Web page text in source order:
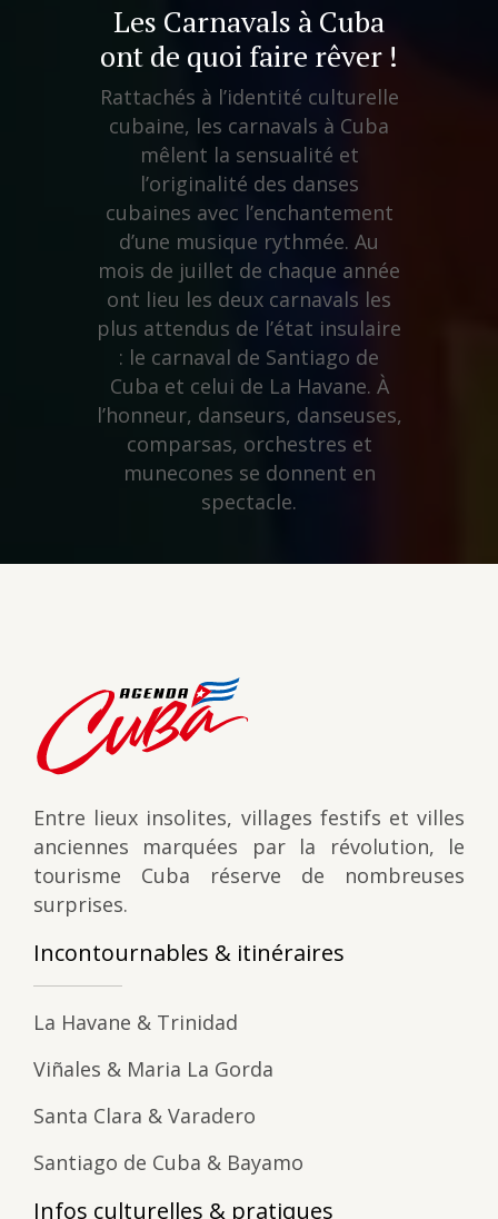
Les Carnavals à Cuba
ont de quoi faire rêver !
Rattachés à l’identité culturelle
cubaine, les carnavals à Cuba
mêlent la sensualité et
l’originalité des danses
cubaines avec l’enchantement
d’une musique rythmée. Au
mois de juillet de chaque année
ont lieu les deux carnavals les
plus attendus de l’état insulaire
: le carnaval de Santiago de
Cuba et celui de La Havane. À
l’honneur, danseurs, danseuses,
comparsas, orchestres et
munecones se donnent en
spectacle.
Entre lieux insolites, villages festifs et villes
anciennes marquées par la révolution, le
tourisme Cuba réserve de nombreuses
surprises.
Incontournables & itinéraires
La Havane & Trinidad
Viñales & Maria La Gorda
Santa Clara & Varadero
Santiago de Cuba & Bayamo
Infos culturelles & pratiques